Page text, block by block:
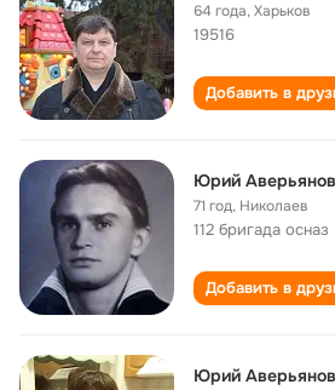
64 года,Харьков
19516
Добавить в
Юрий Аверьянов
71 год, Николаев
112 бригада осназ
Добавить в
Юрий Аверьянов